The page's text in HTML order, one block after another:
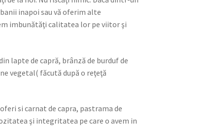
inapoi sau vă oferim alte
imbunătăţi calitatea lor pe viitor şi
lapte de capră, brânză de burduf de
vegetal( făcută după o reţeţă
si carnat de capra, pastrama de
şi integritatea pe care o avem in